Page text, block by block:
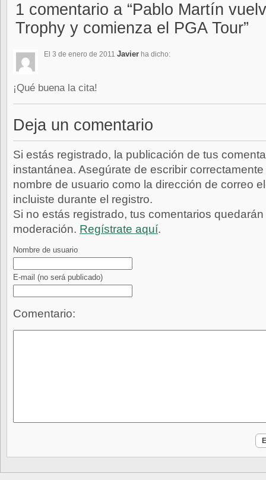
1 comentario a “Pablo Martín
Trophy y comienza el PGA Tour”
El 3 de enero de 2011 Javier ha dicho:
¡Qué buena la cita!
Deja un comentario
Si estás registrado, la publicación de tus
instantánea. Asegúrate de escribir
nombre de usuario como la dirección de correo
incluiste durante el registro.
Si no estás registrado, tus comentarios
moderación. Regístrate aquí.
Nombre de usuario
E-mail (no será publicado)
Comentario: